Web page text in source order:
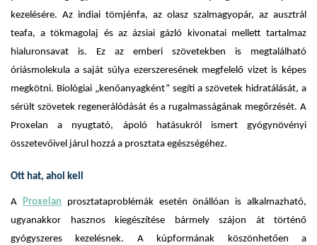
kezelésére. Az indiai tömjénfa, az olasz szalmagyopár, az ausztrál
teafa, a tökmagolaj és az ázsiai gázló kivonatai mellett tartalmaz
hialuronsavat is. Ez az emberi szövetekben is megtalálható
óriásmolekula a saját súlya ezerszeresének megfelelő vizet is képes
megkötni. Biológiai „kenőanyagként” segíti a szövetek hidratálását, a
sérült szövetek regenerálódását és a rugalmasságának megőrzését. A
Proxelan a nyugtató, ápoló hatásukról ismert gyógynövényi
összetevőivel járul hozzá a prosztata egészségéhez.
Ott hat, ahol kell
A Proxelanprosztataproblémák esetén önállóan is alkalmazható,
ugyanakkor hasznos kiegészítése bármely szájon át történő
gyógyszeres kezelésnek. A kúpformának köszönhetően a